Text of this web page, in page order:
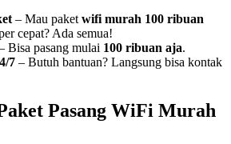
– Mau paket wifi murah 100 ribuan
cepat? Ada semua!
Bisa pasang mulai 100 ribuan aja.
7 – Butuh bantuan? Langsung bisa kontak
Pasang WiFi Murah